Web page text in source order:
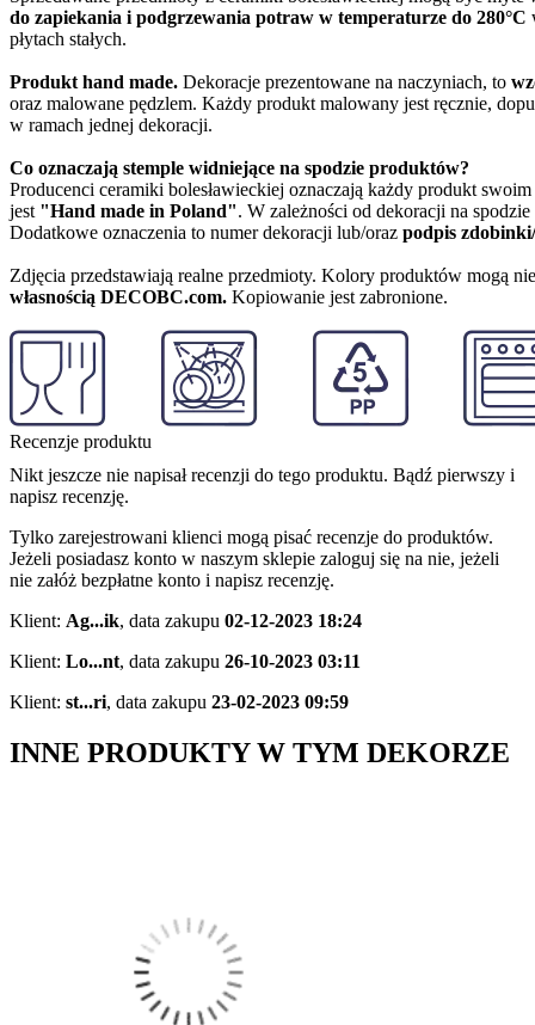
do zapiekania i podgrzewania potraw w temperaturze do 280°C
płytach stałych.
Produkt hand made. Dekoracje prezentowane na naczyniach, to
oraz malowane pędzlem. Każdy produkt malowany jest ręcznie,
w ramach jednej dekoracji.
Co oznaczają stemple widniejące na spodzie produktów?
Producenci ceramiki bolesławieckiej oznaczają każdy produkt swoim
jest "Hand made in Poland". W zależności od dekoracji na
Dodatkowe oznaczenia to numer dekoracji lub/oraz podpis
Zdjęcia przedstawiają realne przedmioty. Kolory produktów mogą
własnością DECOBC.com. Kopiowanie jest zabronione.
Recenzje produktu
Nikt jeszcze nie napisał recenzji do tego produktu. Bądź pierwszy i
napisz recenzję.
Tylko zarejestrowani klienci mogą pisać recenzje do produktów.
Jeżeli posiadasz konto w naszym sklepie zaloguj się na nie, jeżeli
nie załóż bezpłatne konto i napisz recenzję.
Klient: Ag...ik, data zakupu 02-12-2023 18:24
Klient: Lo...nt, data zakupu 26-10-2023 03:11
Klient: st...ri, data zakupu 23-02-2023 09:59
INNE PRODUKTY W TYM DEKORZE